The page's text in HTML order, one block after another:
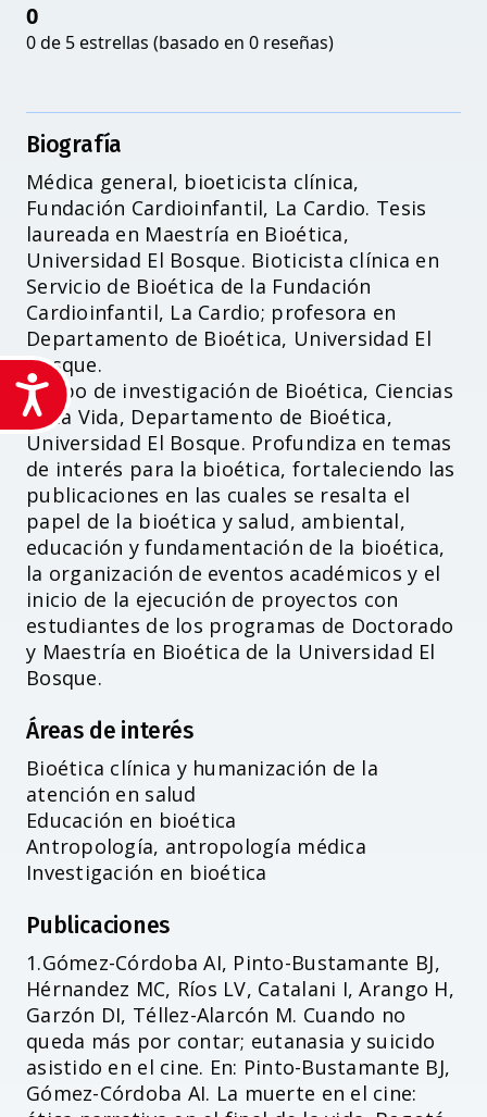
Accesibilidad
0
0 de 5 estrellas (basado en 0 reseñas)
Biografía
Médica general, bioeticista clínica,
Fundación Cardioinfantil, La Cardio. Tesis
laureada en Maestría en Bioética,
Universidad El Bosque. Bioticista clínica en
Servicio de Bioética de la Fundación
Cardioinfantil, La Cardio; profesora en
Departamento de Bioética, Universidad El
Bosque.
Grupo de investigación de Bioética, Ciencias
de la Vida, Departamento de Bioética,
Universidad El Bosque. Profundiza en temas
de interés para la bioética, fortaleciendo las
publicaciones en las cuales se resalta el
papel de la bioética y salud, ambiental,
educación y fundamentación de la bioética,
la organización de eventos académicos y el
inicio de la ejecución de proyectos con
estudiantes de los programas de Doctorado
y Maestría en Bioética de la Universidad El
Bosque.
Áreas de interés
Bioética clínica y humanización de la
atención en salud
Educación en bioética
Antropología, antropología médica
Investigación en bioética
Publicaciones
1.Gómez-Córdoba AI, Pinto-Bustamante BJ,
Hérnandez MC, Ríos LV, Catalani I, Arango H,
Garzón DI, Téllez-Alarcón M. Cuando no
queda más por contar; eutanasia y suicido
asistido en el cine. En: Pinto-Bustamante BJ,
Gómez-Córdoba AI. La muerte en el cine: